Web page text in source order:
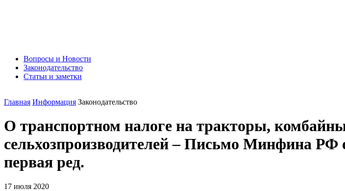
Вопросы и Новости
Законодательство
Статьи и заметки
Главная Информация Законодательство
О транспортном налоге на тракторы,
сельхозпроизводителей – Письмо Минфина РФ
первая ред.
17 июля 2020